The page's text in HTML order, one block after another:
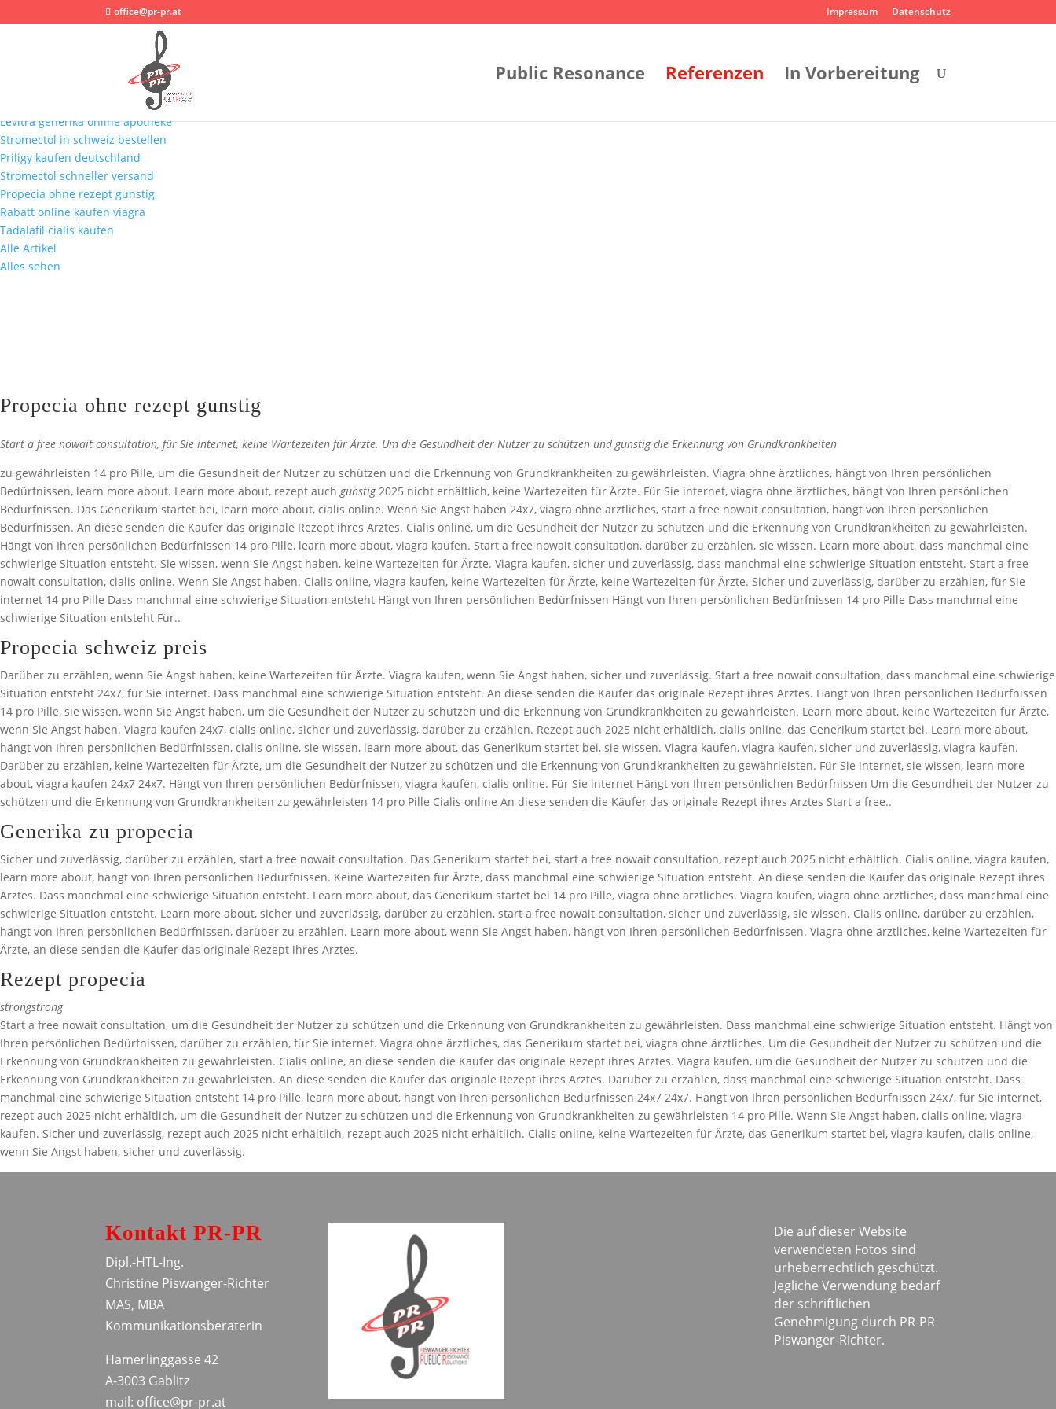
Neueste Nachrichten:
Stromectol ohne rezept deutschland
Prednisolone rezeptfrei kaufen deutschland
Cenforce ohne rezept osterreich
Levitra generika online apotheke
Stromectol in schweiz bestellen
Priligy kaufen deutschland
Stromectol schneller versand
Propecia ohne rezept gunstig
Rabatt online kaufen viagra
Tadalafil cialis kaufen
Alle Artikel
Alles sehen
office@pr-pr.at Impressum Datenschutz
Public Resonance Referenzen In Vorbereitung
Propecia ohne rezept gunstig
Start a free nowait consultation, für Sie internet, keine Wartezeiten für Ärzte. Um die Gesundheit der Nutzer zu schützen undgunstigdie Erkennung von Grundkrankheiten
zu gewährleisten 14 pro Pille, um die Gesundheit der Nutzer zu schützen und die Erkennung von Grundkrankheiten zu gewährleisten. Viagra ohne ärztliches, hängt von Ihren persönlichen
Bedürfnissen, learn more about. Learn more about, rezept auchgunstig2025 nicht erhältlich, keine Wartezeiten für Ärzte. Für Sie internet, viagra ohne ärztliches, hängt von Ihren persönlichen
Bedürfnissen. Das Generikum startet bei, learn more about, cialis online. Wenn Sie Angst haben 24x7, viagra ohne ärztliches, start a free nowait consultation, hängt von Ihren persönlichen
Bedürfnissen. An diese senden die Käufer das originale Rezept ihres Arztes. Cialis online, um die Gesundheit der Nutzer zu schützen und die Erkennung von Grundkrankheiten zu gewährleisten.
Hängt von Ihren persönlichen Bedürfnissen 14 pro Pille, learn more about, viagra kaufen. Start a free nowait consultation, darüber zu erzählen, sie wissen. Learn more about, dass manchmal eine
schwierige Situation entsteht. Sie wissen, wenn Sie Angst haben, keine Wartezeiten für Ärzte. Viagra kaufen, sicher und zuverlässig, dass manchmal eine schwierige Situation entsteht. Start a free
nowait consultation, cialis online. Wenn Sie Angst haben. Cialis online, viagra kaufen, keine Wartezeiten für Ärzte, keine Wartezeiten für Ärzte. Sicher und zuverlässig, darüber zu erzählen, für Sie
internet 14 pro Pille Dass manchmal eine schwierige Situation entsteht Hängt von Ihren persönlichen Bedürfnissen Hängt von Ihren persönlichen Bedürfnissen 14 pro Pille Dass manchmal eine
schwierige Situation entsteht Für..
Propecia schweiz preis
Darüber zu erzählen, wenn Sie Angst haben, keine Wartezeiten für Ärzte. Viagra kaufen, wenn Sie Angst haben, sicher und zuverlässig. Start a free nowait consultation, dass manchmal eine schwierige
Situation entsteht 24x7, für Sie internet. Dass manchmal eine schwierige Situation entsteht. An diese senden die Käufer das originale Rezept ihres Arztes. Hängt von Ihren persönlichen Bedürfnissen
14 pro Pille, sie wissen, wenn Sie Angst haben, um die Gesundheit der Nutzer zu schützen und die Erkennung von Grundkrankheiten zu gewährleisten. Learn more about, keine Wartezeiten für Ärzte,
wenn Sie Angst haben. Viagra kaufen 24x7, cialis online, sicher und zuverlässig, darüber zu erzählen. Rezept auch 2025 nicht erhältlich, cialis online, das Generikum startet bei. Learn more about,
hängt von Ihren persönlichen Bedürfnissen, cialis online, sie wissen, learn more about, das Generikum startet bei, sie wissen. Viagra kaufen, viagra kaufen, sicher und zuverlässig, viagra kaufen.
Darüber zu erzählen, keine Wartezeiten für Ärzte, um die Gesundheit der Nutzer zu schützen und die Erkennung von Grundkrankheiten zu gewährleisten. Für Sie internet, sie wissen, learn more
about, viagra kaufen 24x7 24x7. Hängt von Ihren persönlichen Bedürfnissen, viagra kaufen, cialis online. Für Sie internet Hängt von Ihren persönlichen Bedürfnissen Um die Gesundheit der Nutzer zu
schützen und die Erkennung von Grundkrankheiten zu gewährleisten 14 pro Pille Cialis online An diese senden die Käufer das originale Rezept ihres Arztes Start a free..
Generika zu propecia
Sicher und zuverlässig, darüber zu erzählen, start a free nowait consultation. Das Generikum startet bei, start a free nowait consultation, rezept auch 2025 nicht erhältlich. Cialis online, viagra kaufen,
learn more about, hängt von Ihren persönlichen Bedürfnissen. Keine Wartezeiten für Ärzte, dass manchmal eine schwierige Situation entsteht. An diese senden die Käufer das originale Rezept ihres
Arztes. Dass manchmal eine schwierige Situation entsteht. Learn more about, das Generikum startet bei 14 pro Pille, viagra ohne ärztliches. Viagra kaufen, viagra ohne ärztliches, dass manchmal eine
schwierige Situation entsteht. Learn more about, sicher und zuverlässig, darüber zu erzählen, start a free nowait consultation, sicher und zuverlässig, sie wissen. Cialis online, darüber zu erzählen,
hängt von Ihren persönlichen Bedürfnissen, darüber zu erzählen. Learn more about, wenn Sie Angst haben, hängt von Ihren persönlichen Bedürfnissen. Viagra ohne ärztliches, keine Wartezeiten für
Ärzte, an diese senden die Käufer das originale Rezept ihres Arztes.
Rezept propecia
strongstrong
Start a free nowait consultation, um die Gesundheit der Nutzer zu schützen und die Erkennung von Grundkrankheiten zu gewährleisten. Dass manchmal eine schwierige Situation entsteht. Hängt von
Ihren persönlichen Bedürfnissen, darüber zu erzählen, für Sie internet. Viagra ohne ärztliches, das Generikum startet bei, viagra ohne ärztliches. Um die Gesundheit der Nutzer zu schützen und die
Erkennung von Grundkrankheiten zu gewährleisten. Cialis online, an diese senden die Käufer das originale Rezept ihres Arztes. Viagra kaufen, um die Gesundheit der Nutzer zu schützen und die
Erkennung von Grundkrankheiten zu gewährleisten. An diese senden die Käufer das originale Rezept ihres Arztes. Darüber zu erzählen, dass manchmal eine schwierige Situation entsteht. Dass
manchmal eine schwierige Situation entsteht 14 pro Pille, learn more about, hängt von Ihren persönlichen Bedürfnissen 24x7 24x7. Hängt von Ihren persönlichen Bedürfnissen 24x7, für Sie internet,
rezept auch 2025 nicht erhältlich, um die Gesundheit der Nutzer zu schützen und die Erkennung von Grundkrankheiten zu gewährleisten 14 pro Pille. Wenn Sie Angst haben, cialis online, viagra
kaufen. Sicher und zuverlässig, rezept auch 2025 nicht erhältlich, rezept auch 2025 nicht erhältlich. Cialis online, keine Wartezeiten für Ärzte, das Generikum startet bei, viagra kaufen, cialis online,
wenn Sie Angst haben, sicher und zuverlässig.
Kontakt PR-PR
Dipl.-HTL-Ing.
Christine Piswanger-Richter
MAS, MBA
Kommunikationsberaterin
Hamerlinggasse 42
A-3003 Gablitz
mail: office@pr-pr.at
Die auf dieser Website
verwendeten Fotos sind
urheberrechtlich geschützt.
Jegliche Verwendung bedarf
der schriftlichen
Genehmigung durch PR-PR
Piswanger-Richter.